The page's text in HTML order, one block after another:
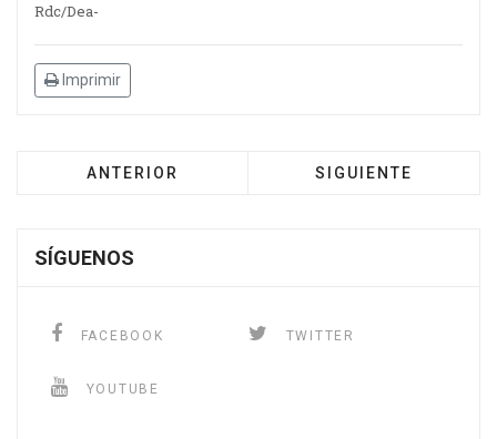
Rdc/Dea-
Imprimir
ANTERIOR SIGUIENTE
SÍGUENOS
FACEBOOK TWITTER
YOUTUBE